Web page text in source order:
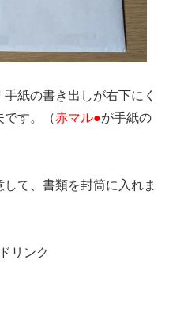
紙の書き出しが右下にく
です。（赤マル●が手紙の
て、書類を封筒に入れま
リンク